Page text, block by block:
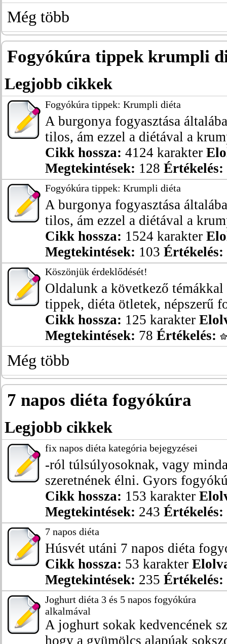
Még több
Fogyókúra tippek krumpli
Legjobb cikkek
Fogyókúra tippek: Krumpli diéta
A burgonya fogyasztása
tilos, ám ezzel a diétával a
Cikk hossza: 4124 karakter
Megtekintések: 128 Értékelés:
Fogyókúra tippek: Krumpli diéta
A burgonya fogyasztása
tilos, ám ezzel a diétával a
Cikk hossza: 1524 karakter
Megtekintések: 103 Értékelés:
Köszönjük érdeklődését!
Oldalunk a következő
tippek, diéta ötletek, népszerű
Cikk hossza: 125 karakter
Megtekintések: 78 Értékelés:
Még több
7 napos diéta fogyókúra
Legjobb cikkek
fix napos diéta kategória bejegyzései
-ról túlsúlyosoknak, vagy
szeretnének élni. Gyors
Cikk hossza: 153 karakter
Megtekintések: 243 Értékelés:
7 napos diéta
Húsvét utáni 7 napos diéta
Cikk hossza: 53 karakter
Megtekintések: 235 Értékelés:
Joghurt diéta 3 és 5 napos fogyókúra
alkalmával
A joghurt sokak kedvencének
hogy a gyümölcs alapúak